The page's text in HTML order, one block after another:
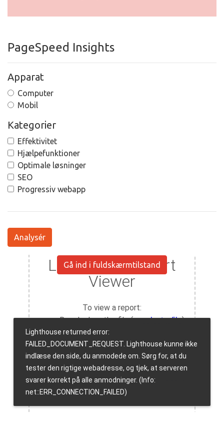
PageSpeed Insights
Apparat
Computer
Mobil
Kategorier
Effektivitet
Hjælpefunktioner
Optimale løsninger
SEO
Progressiv webapp
Analysér
Gå ind i fuldskærmtilstand